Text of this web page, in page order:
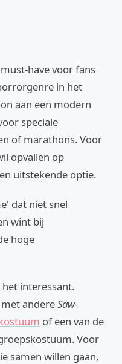
have voor fans
in het
aan een modern
speciale
of marathons. Voor
opvallen op
uitstekende optie.
dat niet snel
wint bij
hoge
interessant.
andereSaw-
of een van de
Voor
samen willen gaan,